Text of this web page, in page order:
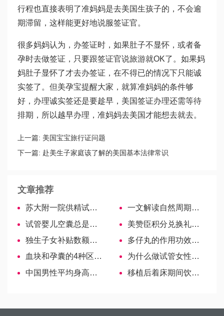
行程也直接表明了准妈妈是去美国生孩子的，不会逾
期滞留，这样能更好地说服签证官。
很多妈妈认为，办签证时，如果肚子不显怀，或者备
孕时去做签证，只要跟签证官说旅游就OK了。如果妈
妈肚子显怀了才去办签证，在不得已的情况下只能诚
实签了。但美孕宝提醒大家，就算准妈妈的条件够
好，办理诚实签还是要趁早，美国签证办理还需等待
排期，所以越早办理，准妈妈去美国才能想去就去。
上一篇: 美国宝宝旅行证问题
下一篇: 赴美生子家庭该了解的美国基本法律常识
文章推荐
苏大附一院供精试管婴儿攻略，2022购精流程及费用参考
一文解读自然周期取卵和促排哪个更好！
试管婴儿空囊总是措不及防，知悉发生原因，预防才得心应手
美赞臣积分兑换礼品上线啦！只需5个步骤轻松搞定
独生子女补贴数额、到账时间已敲定！
多仔丸的作用功效解析，求双胞胎还真不一定靠谱！
血块和孕囊的4种区别，药流、先兆流产…各不同
为什么做试管女性必须检查那么多的项目？不检查可以吗？
中国男性平均身高增长9厘米，全世界增幅第一
移植后着床期间饮食禁忌，尤其注意5种食物